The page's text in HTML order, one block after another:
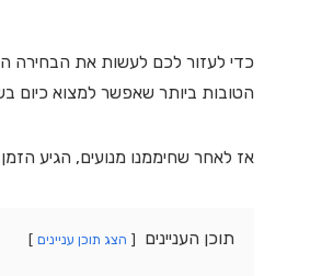
כדי לעזור לכם לעשות את הבחירה
הטובות ביותר שאפשר למצוא כיום
אז לאחר שחיממנו מנועים, הגיע
תוכן העניינים הצג תוכן עניינים